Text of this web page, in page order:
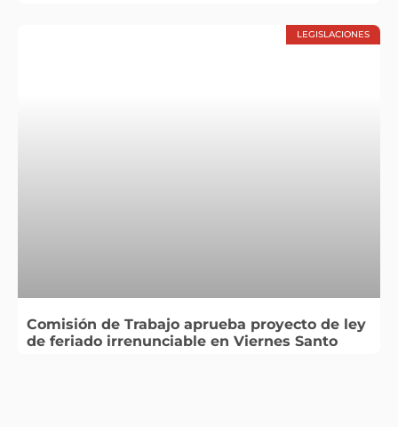
LEGISLACIONES
Comisión de Trabajo aprueba proyecto de ley
de feriado irrenunciable en Viernes Santo